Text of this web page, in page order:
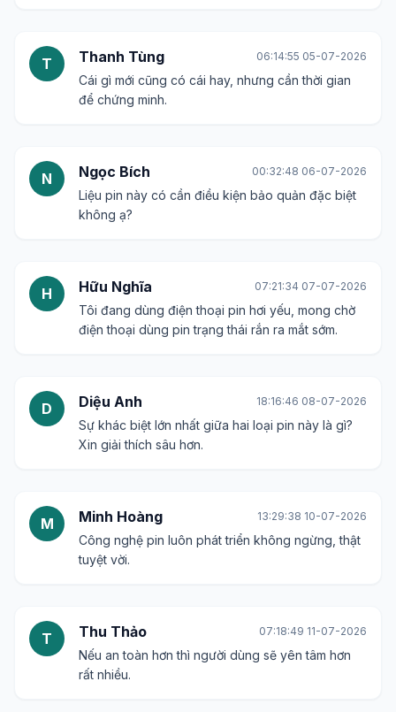
T Thanh Tùng 06:14:55 05-07-2026
Cái gì mới cũng có cái hay, nhưng cần thời gian
để chứng minh.
N Ngọc Bích 00:32:48 06-07-2026
Liệu pin này có cần điều kiện bảo quản đặc biệt
không ạ?
H Hữu Nghĩa 07:21:34 07-07-2026
Tôi đang dùng điện thoại pin hơi yếu, mong chờ
điện thoại dùng pin trạng thái rắn ra mắt sớm.
D Diệu Anh 18:16:46 08-07-2026
Sự khác biệt lớn nhất giữa hai loại pin này là gì?
Xin giải thích sâu hơn.
M Minh Hoàng 13:29:38 10-07-2026
Công nghệ pin luôn phát triển không ngừng, thật
tuyệt vời.
T Thu Thảo 07:18:49 11-07-2026
Nếu an toàn hơn thì người dùng sẽ yên tâm hơn
rất nhiều.